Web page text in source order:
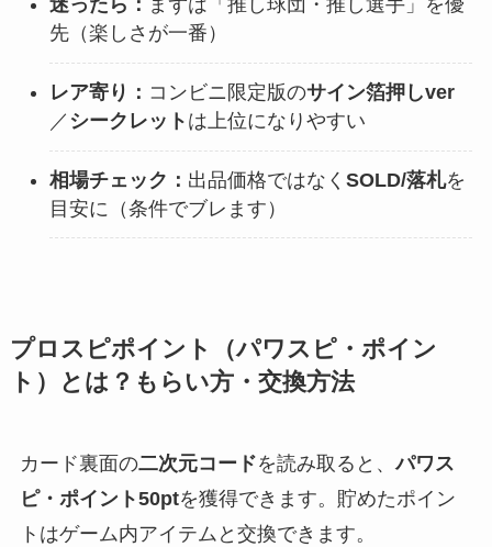
迷ったら： まずは「推し球団・推し選手」を優
先（楽しさが一番）
レア寄り： コンビニ限定版のサイン箔押しver
／ シークレット は上位になりやすい
相場チェック： 出品価格ではなく SOLD/落札を
目安に（条件でブレます）
プロスピポイント（パワスピ・ポイン
ト）とは？もらい方・交換方法
カード裏面の二次元コードを読み取ると、パワス
ピ・ポイント50ptを獲得できます。貯めたポイン
トはゲーム内アイテムと交換できます。